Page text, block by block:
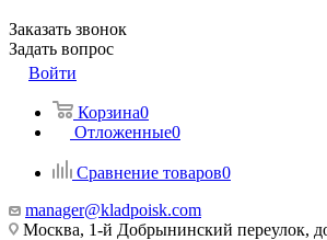
Заказать звонок
Задать вопрос
Войти
Корзина0
Отложенные0
Сравнение товаров0
manager@kladpoisk.com
Москва, 1-й Добрынинский переулок,